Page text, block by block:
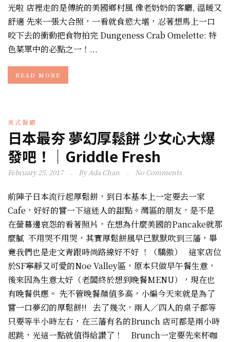
光啦 店裡走的是傳統的美國鄉村風 像老奶奶的客廳, 溫暖又
舒適 先來一張大合照，一看就食慾大增，忍著想馬上一口
咬下去的衝動把食物拍完 Dungeness Crab Omelette: 特
色菜單中的必點之一！...
READ MORE
美式餐廳
日本最夯 夢幻厚鬆餅 少女心大爆
發吧！｜Griddle Fresh
February 25, 2017 ByAda Chan No Comments
前陣子日本流行起厚鬆餅，到日本基本上一定要去一家
Cafe，好好的嘗一下這迷人的甜點。灣區的朋友，是不是
在螢幕邊哀怨的看著照片，在想為什麼美國的Pancake就那
麼膩 不用哭不用哭，其實厚鬆餅風早已默默吹到三藩，畢
竟我們也是走文青跟時尚路線好不好 ！（驕傲） 這家店位
於SF寧靜又可愛的Noe Valley區，原本只做早午餐生意，
後來因為生意太好（老闆終於想到晚餐MENU），現在也
有晚餐供應。 先不管晚餐顏值多高，小編今天來就是為了
嘗一口夢幻的厚鬆餅!! 去了幾次，兩人／四人的桌子都等
只要等半小時左右，在三藩有名的Brunch 店可都是兩小時
起跳，光這一點就值得給讚了！ Brunch一定要先來杯咖